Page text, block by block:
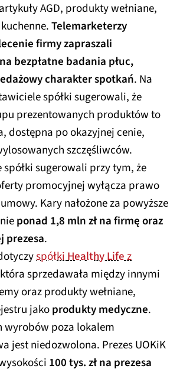
AGD, produkty wełniane,
Telemarketerzy
firmy zapraszali
bezpłatne badania płuc,
charakter spotkań. Na
spółki sugerowali, że
prezentowanych produktów to
dostępna po okazyjnej cenie,
szczęśliwców.
sugerowali przy tym, że
promocyjnej wyłącza prawo
Kary nałożone za powyższe
ponad 1,8 mln zł na firmę oraz
prezesa.
spółkiHealthy Lifez
sprzedawała między innymi
oraz produkty wełniane,
jakoprodukty medyczne.
wyrobów poza lokalem
jest niedozwolona. Prezes UOKiK
100 tys. zł na prezesa